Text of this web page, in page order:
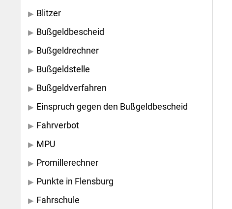
Blitzer
Bußgeldbescheid
Bußgeldrechner
Bußgeldstelle
Bußgeldverfahren
Einspruch gegen den Bußgeldbescheid
Fahrverbot
MPU
Promillerechner
Punkte in Flensburg
Fahrschule